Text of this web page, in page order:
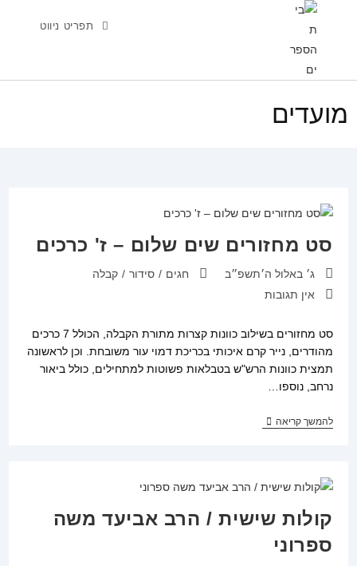
תפריט ניווט
מועדים
סט מחזורים שים שלום – ז' כרכים
פורסם:ג׳ באלול ה׳תשפ״ב קטגוריה:
חגים / סידור / קבלה
תגובות:אין תגובות
סט מחזורים בשילוב כוונות קצרות מתורת הקבלה, הכולל 7 כרכים
מהודרים, נייר קרם איכותי בכריכת דמוי עור משובחת. וכן לראשונה
תמצית כוונות הרש"ש בטבלאות פשוטות למתחילים, כולל ביאור
נרחב, נוספו…
להמשך קריאהסט
ז'
קולות שישית / הרב אביעד משה
ספרוני